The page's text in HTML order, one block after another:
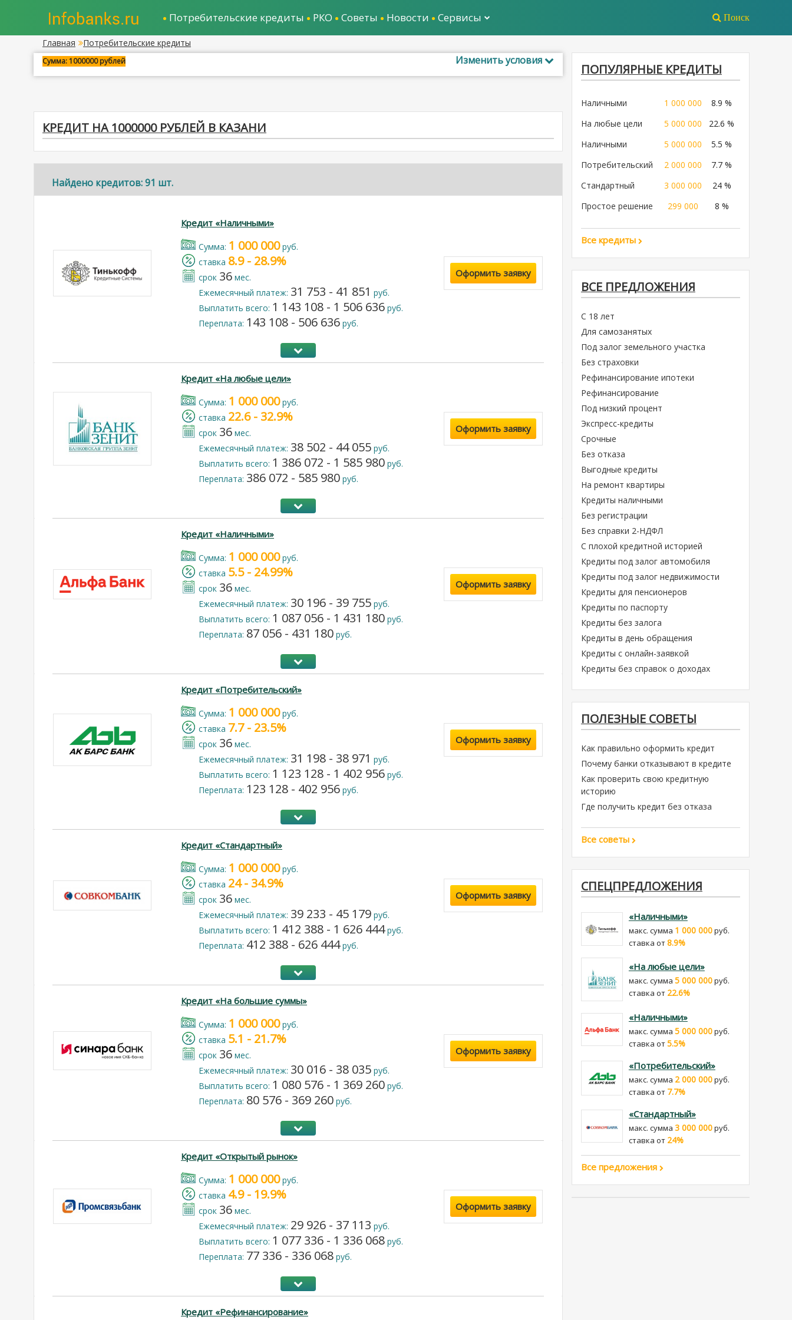
Потребительские кредиты РКО Советы Новости Сервисы Поиск
Главная Потребительские кредиты
КРЕДИТ НА 1000000 РУБЛЕЙ В КАЗАНИ
Сумма: 1000000 рублей Изменить условия
Найдено кредитов: 91 шт.
Кредит «Наличными»
Cумма: 1 000 000руб.
cтавка 8.9 - 28.9%
срок 36 мес.
Ежемесячный платеж: 31 753 - 41 851 руб.
Выплатить всего: 1 143 108 - 1 506 636 руб.
Переплата: 143 108 - 506 636 руб.
Оформить заявку
Кредит «На любые цели»
Cумма: 1 000 000руб.
cтавка 22.6 - 32.9%
срок 36 мес.
Ежемесячный платеж: 38 502 - 44 055 руб.
Выплатить всего: 1 386 072 - 1 585 980 руб.
Переплата: 386 072 - 585 980 руб.
Оформить заявку
Кредит «Наличными»
Cумма: 1 000 000руб.
cтавка 5.5 - 24.99%
срок 36 мес.
Ежемесячный платеж: 30 196 - 39 755 руб.
Выплатить всего: 1 087 056 - 1 431 180 руб.
Переплата: 87 056 - 431 180 руб.
Оформить заявку
Кредит «Потребительский»
Cумма: 1 000 000руб.
cтавка 7.7 - 23.5%
срок 36 мес.
Ежемесячный платеж: 31 198 - 38 971 руб.
Выплатить всего: 1 123 128 - 1 402 956 руб.
Переплата: 123 128 - 402 956 руб.
Оформить заявку
Кредит «Стандартный»
Cумма: 1 000 000руб.
cтавка 24 - 34.9%
срок 36 мес.
Ежемесячный платеж: 39 233 - 45 179 руб.
Выплатить всего: 1 412 388 - 1 626 444руб.
Переплата: 412 388 - 626 444руб.
Оформить заявку
Кредит «На большие суммы»
Cумма: 1 000 000руб.
cтавка 5.1 - 21.7%
срок 36 мес.
Ежемесячный платеж: 30 016 - 38 035 руб.
Выплатить всего: 1 080 576 - 1 369 260 руб.
Переплата: 80 576 - 369 260 руб.
Оформить заявку
Кредит «Открытый рынок»
Cумма: 1 000 000руб.
cтавка 4.9 - 19.9%
срок 36 мес.
Ежемесячный платеж: 29 926 - 37 113 руб.
Выплатить всего: 1 077 336 - 1 336 068 руб.
Переплата: 77 336 - 336 068 руб.
Оформить заявку
Кредит «Рефинансирование»
ПОПУЛЯРНЫЕ КРЕДИТЫ
Наличными 1 000 000
8.9 %
На любые цели
5 000 000
22.6 %
Наличными
5 000 000
5.5 %
Потребительский
2 000 000
7.7 %
Стандартный
3 000 000
24 %
Простое решение
299 000 8 %
Все кредиты
ВСЕ ПРЕДЛОЖЕНИЯ
С 18 лет
Для самозанятых
Под залог земельного участка
Без страховки
Рефинансирование ипотеки
Рефинансирование
Под низкий процент
Экспресс-кредиты
Срочные
Без отказа
Выгодные кредиты
На ремонт квартиры
Кредиты наличными
Без регистрации
Без справки 2-НДФЛ
С плохой кредитной историей
Кредиты под залог автомобиля
Кредиты под залог недвижимости
Кредиты для пенсионеров
Кредиты по паспорту
Кредиты без залога
Кредиты в день обращения
Кредиты с онлайн-заявкой
Кредиты без справок о доходах
ПОЛЕЗНЫЕ СОВЕТЫ
Как правильно оформить кредит
Почему банки отказывают в кредите
Как проверить свою кредитную
историю
Где получить кредит без отказа
Все советы
СПЕЦПРЕДЛОЖЕНИЯ
«Наличными»
макс. сумма 1 000 000руб.
cтавка от8.9%
«На любые цели»
макс. сумма 5 000 000руб.
cтавка от 22.6%
«Наличными»
макс. сумма 5 000 000руб.
cтавка от5.5%
«Потребительский»
макс. сумма 2 000 000руб.
cтавка от 7.7%
«Стандартный»
макс. сумма 3 000 000руб.
cтавка от 24%
Все предложения